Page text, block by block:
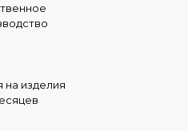
на изделия